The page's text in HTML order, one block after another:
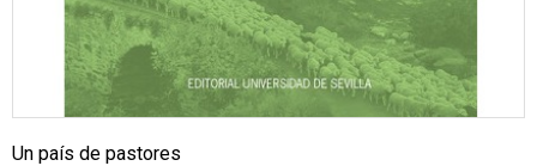
Un país de pastores